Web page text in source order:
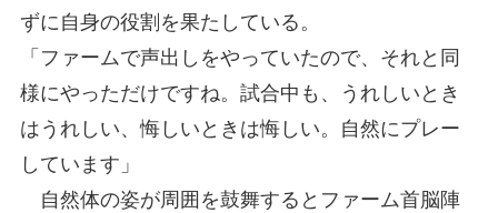
ずに自身の役割を果たしている。
「ファームで声出しをやっていたので、それと同
様にやっただけですね。試合中も、うれしいとき
はうれしい、悔しいときは悔しい。自然にプレー
しています」
自然体の姿が周囲を鼓舞するとファーム首脳陣